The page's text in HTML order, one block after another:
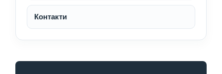
Контакти